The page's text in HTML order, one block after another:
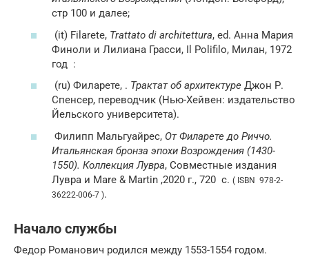
стр 100 и далее;
(it) Filarete, Trattato di architettura, ed. Анна Мария
Финоли и Лилиана Грасси, Il Polifilo, Милан, 1972
год :
(ru) Филарете, . Трактат об архитектуре Джон Р.
Спенсер, переводчик (Нью-Хейвен: издательство
Йельского университета).
Филипп Мальгуайрес, От Филарете до Риччо.
Итальянская бронза эпохи Возрождения (1430-
1550). Коллекция Лувра, Совместные издания
Лувра и Mare & Martin ,2020 г., 720 с. ( ISBN 978-2-
36222-006-7 ).
Начало службы
Федор Романович родился между 1553-1554 годом.